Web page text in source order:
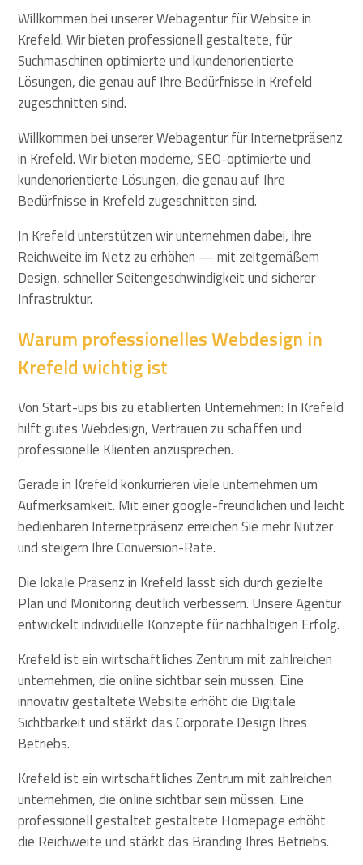
Willkommen bei unserer Webagentur für Website in
Krefeld. Wir bieten professionell gestaltete, für
Suchmaschinen optimierte und kundenorientierte
Lösungen, die genau auf Ihre Bedürfnisse in Krefeld
zugeschnitten sind.
Willkommen bei unserer Webagentur für Internetpräsenz
in Krefeld. Wir bieten moderne, SEO-optimierte und
kundenorientierte Lösungen, die genau auf Ihre
Bedürfnisse in Krefeld zugeschnitten sind.
In Krefeld unterstützen wir unternehmen dabei, ihre
Reichweite im Netz zu erhöhen — mit zeitgemäßem
Design, schneller Seitengeschwindigkeit und sicherer
Infrastruktur.
Warum professionelles Webdesign in
Krefeld wichtig ist
Von Start-ups bis zu etablierten Unternehmen: In Krefeld
hilft gutes Webdesign, Vertrauen zu schaffen und
professionelle Klienten anzusprechen.
Gerade in Krefeld konkurrieren viele unternehmen um
Aufmerksamkeit. Mit einer google-freundlichen und leicht
bedienbaren Internetpräsenz erreichen Sie mehr Nutzer
und steigern Ihre Conversion-Rate.
Die lokale Präsenz in Krefeld lässt sich durch gezielte
Plan und Monitoring deutlich verbessern. Unsere Agentur
entwickelt individuelle Konzepte für nachhaltigen Erfolg.
Krefeld ist ein wirtschaftliches Zentrum mit zahlreichen
unternehmen, die online sichtbar sein müssen. Eine
innovativ gestaltete Website erhöht die Digitale
Sichtbarkeit und stärkt das Corporate Design Ihres
Betriebs.
Krefeld ist ein wirtschaftliches Zentrum mit zahlreichen
unternehmen, die online sichtbar sein müssen. Eine
professionell gestaltet gestaltete Homepage erhöht
die Reichweite und stärkt das Branding Ihres Betriebs.